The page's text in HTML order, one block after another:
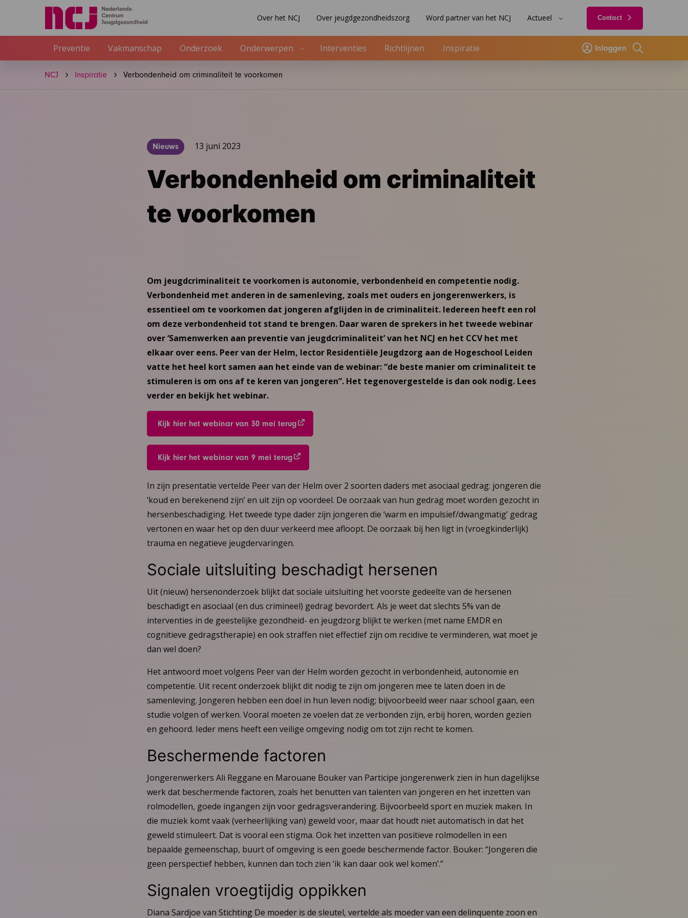
Over het NCJ Over jeugdgezondheidszorg Word partner van het NCJ Actueel Contact
Preventie Vakmanschap Onderzoek Onderwerpen Interventies Richtlijnen Inspiratie Inloggen
Zoeken
NCJ Inspiratie Verbondenheid om criminaliteit te voorkomen
Nieuws 13 juni 2023
Verbondenheid om criminaliteit
te voorkomen
Om jeugdcriminaliteit te voorkomen is autonomie, verbondenheid en competentie nodig.
Verbondenheid met anderen in de samenleving, zoals met ouders en jongerenwerkers, is
essentieel om te voorkomen dat jongeren afglijden in de criminaliteit. Iedereen heeft een rol
om deze verbondenheid tot stand te brengen. Daar waren de sprekers in het tweede webinar
over ‘Samenwerken aan preventie van jeugdcriminaliteit’ van het NCJ en het CCV het met
elkaar over eens. Peer van der Helm, lector Residentiële Jeugdzorg aan de Hogeschool Leiden
vatte het heel kort samen aan het einde van de webinar: “de beste manier om criminaliteit te
stimuleren is om ons af te keren van jongeren”. Het tegenovergestelde is dan ook nodig. Lees
verder en bekijk het webinar.
Kijk hier het webinar van 30 mei terug
Kijk hier het webinar van 9 mei terug
In zijn presentatie vertelde Peer van der Helm over 2 soorten daders met asociaal gedrag: jongeren die
‘koud en berekenend zijn’ en uit zijn op voordeel. De oorzaak van hun gedrag moet worden gezocht in
hersenbeschadiging. Het tweede type dader zijn jongeren die ‘warm en impulsief/dwangmatig’ gedrag
vertonen en waar het op den duur verkeerd mee afloopt. De oorzaak bij hen ligt in (vroegkinderlijk)
trauma en negatieve jeugdervaringen.
Sociale uitsluiting beschadigt hersenen
Uit (nieuw) hersenonderzoek blijkt dat sociale uitsluiting het voorste gedeelte van de hersenen
beschadigt en asociaal (en dus crimineel) gedrag bevordert. Als je weet dat slechts 5% van de
interventies in de geestelijke gezondheid- en jeugdzorg blijkt te werken (met name EMDR en
cognitieve gedragstherapie) en ook straffen niet effectief zijn om recidive te verminderen, wat moet je
dan wel doen?
Het antwoord moet volgens Peer van der Helm worden gezocht in verbondenheid, autonomie en
competentie. Uit recent onderzoek blijkt dit nodig te zijn om jongeren mee te laten doen in de
samenleving. Jongeren hebben een doel in hun leven nodig; bijvoorbeeld weer naar school gaan, een
studie volgen of werken. Vooral moeten ze voelen dat ze verbonden zijn, erbij horen, worden gezien
en gehoord. Ieder mens heeft een veilige omgeving nodig om tot zijn recht te komen.
Beschermende factoren
Jongerenwerkers Ali Reggane en Marouane Bouker van Participe jongerenwerk zien in hun dagelijkse
werk dat beschermende factoren, zoals het benutten van talenten van jongeren en het inzetten van
rolmodellen, goede ingangen zijn voor gedragsverandering. Bijvoorbeeld sport en muziek maken. In
die muziek komt vaak (verheerlijking van) geweld voor, maar dat houdt niet automatisch in dat het
geweld stimuleert. Dat is vooral een stigma. Ook het inzetten van positieve rolmodellen in een
bepaalde gemeenschap, buurt of omgeving is een goede beschermende factor. Bouker: “Jongeren die
geen perspectief hebben, kunnen dan toch zien ‘ik kan daar ook wel komen’.”
Signalen vroegtijdig oppikken
Diana Sardjoe van Stichting De moeder is de sleutel, vertelde als moeder van een delinquente zoon en